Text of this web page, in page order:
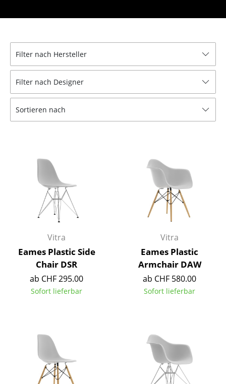
Sitzsäcke
Gartenstühle
Kinderstühle
Konferenzstühle
Bürosessel
Einzelteile
Tische
Esstische
Beistelltische
Schreibtische
Sekretäre & PC-Tische
Konferenztische
Filter nach Hersteller
Filter nach Designer
Sortieren nach
Vitra
Eames Plastic Side
Chair DSR
ab CHF 295.00
Sofort lieferbar
Vitra
Eames Plastic
Armchair DAW
ab CHF 580.00
Sofort lieferbar